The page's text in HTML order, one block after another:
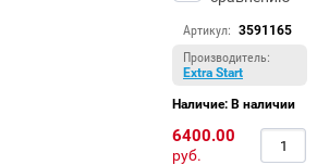
Артикул: 3591165
Производитель:
Extra Start
Наличие: В наличии
6400.00
руб.